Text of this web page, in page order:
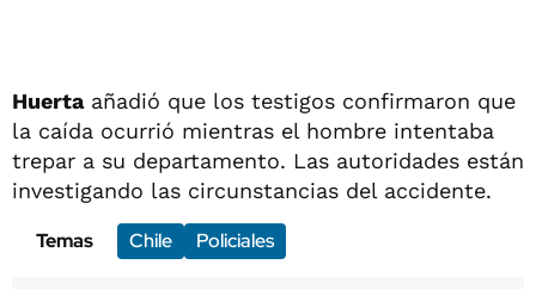
Huertaañadió que los testigos confirmaron que
la caída ocurrió mientras el hombre intentaba
trepar a su departamento. Las autoridades están
investigando las circunstancias del accidente.
Temas
Chile Policiales